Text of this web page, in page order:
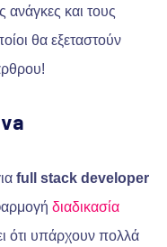
ανάγκες και τους
θα εξεταστούν
full stack developer
διαδικασία
ότι υπάρχουν πολλά